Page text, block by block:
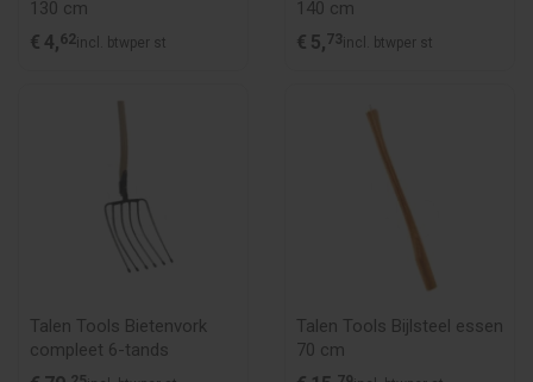
130 cm
€ 4,62incl. btwper st
140 cm
€ 5,73 incl. btwper st
Talen Tools Bietenvork
compleet 6-tands
Talen Tools Bijlsteel essen
70 cm